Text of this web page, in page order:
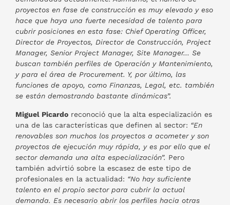
proyectos en fase de construcción es muy elevado y eso
hace que haya una fuerte necesidad de talento para
cubrir posiciones en esta fase: Chief Operating Officer,
Director de Proyectos, Director de Construcción, Project
Manager, Senior Project Manager, Site Manager… Se
buscan también perfiles de Operación y Mantenimiento,
y para el área de Procurement. Y, por último, las
funciones de apoyo, como Finanzas, Legal, etc. también
se están demostrando bastante dinámicas”.
Miguel Picardo reconoció que la alta especialización es
una de las características que definen al sector: “En
renovables son muchos los proyectos a acometer y son
proyectos de ejecución muy rápida, y es por ello que el
sector demanda una alta especialización”. Pero
también advirtió sobre la escasez de este tipo de
profesionales en la actualidad: “No hay suficiente
talento en el propio sector para cubrir la actual
demanda. Es necesario abrir los perfiles hacia otras